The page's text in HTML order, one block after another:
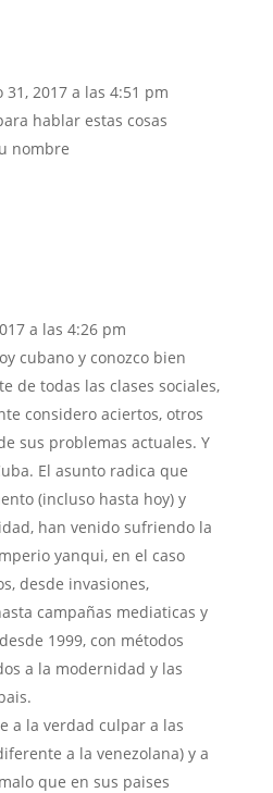
31, 2017 a las 4:51 pm
hablar estas cosas
nombre
a las 4:26 pm
cubano y conozco bien
de todas las clases sociales,
considero aciertos, otros
sus problemas actuales. Y
El asunto radica que
(incluso hasta hoy) y
han venido sufriendo la
yanqui, en el caso
desde invasiones,
campañas mediaticas y
1999, con métodos
a la modernidad y las
a la verdad culpar a las
a la venezolana) y a
que en sus paises